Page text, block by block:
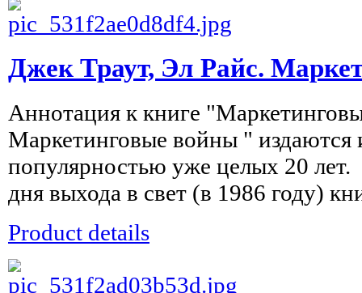
Джек Траут, Эл Райс.
Аннотация к книге
Маркетинговые войны " издаются
популярностью уже целых 20
дня выхода в свет (в 1986 году)
Product details